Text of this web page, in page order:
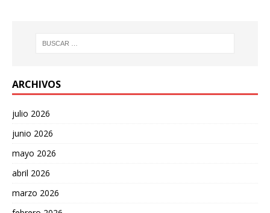
ARCHIVOS
julio 2026
junio 2026
mayo 2026
abril 2026
marzo 2026